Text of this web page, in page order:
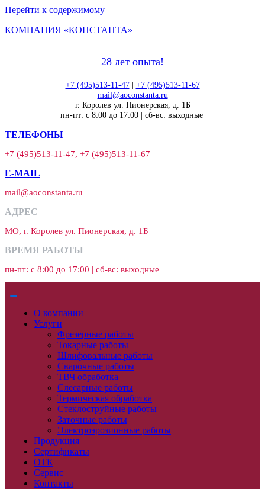
Перейти к содержимому
КОМПАНИЯ «КОНСТАНТА»
28 лет опыта!
+7 (495)513-11-47| +7 (495)513-11-67
mail@aoconstanta.ru
г. Королев ул. Пионерская, д. 1Б
пн-пт: с 8:00 до 17:00 | сб-вс: выходные
ТЕЛЕФОНЫ
+7 (495)513-11-47, +7 (495)513-11-67
E-MAIL
mail@aoconstanta.ru
АДРЕС
МО, г. Королев ул. Пионерская, д. 1Б
ВРЕМЯ РАБОТЫ
пн-пт: с 8:00 до 17:00 | сб-вс: выходные
О компании
Услуги
Фрезерные работы
Токарные работы
Шлифовальные работы
Сварочные работы
ТВЧ обработка
Слесарные работы
Термическая обработка
Стеклоструйные работы
Заточные работы
Электроэрозионные работы
Продукция
Сертификаты
ОТК
Сервис
Контакты